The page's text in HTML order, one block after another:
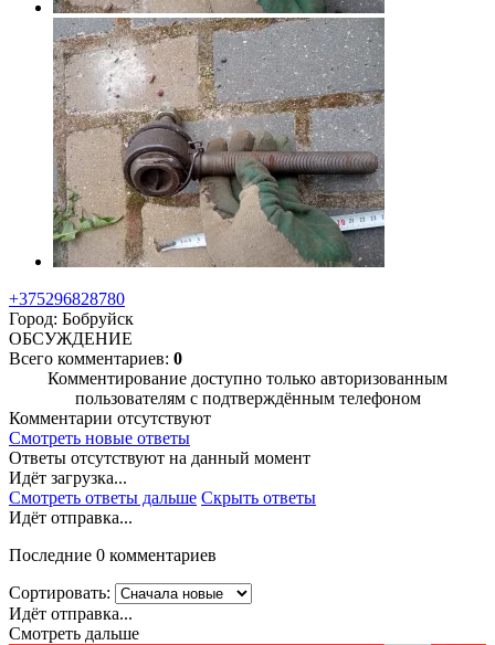
+375296828780
Город: Бобруйск
ОБСУЖДЕНИЕ
Всего комментариев: 0
Комментирование доступно только авторизованным
пользователям с подтверждённым телефоном
Комментарии отсутствуют
Смотреть новые ответы
Ответы отсутствуют на данный момент
Идёт загрузка...
Смотреть ответы дальше Скрыть ответы
Идёт отправка...
Последние 0 комментариев
Сортировать:
Идёт отправка...
Смотреть дальше